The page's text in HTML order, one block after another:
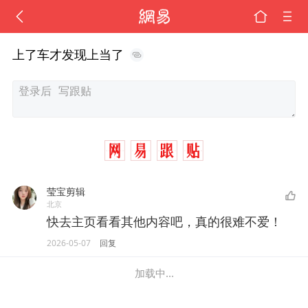
上了车才发现上当了
莹宝剪辑
北京
快去主页看看其他内容吧，真的很难不爱！
2026-05-07 回复
加载中...